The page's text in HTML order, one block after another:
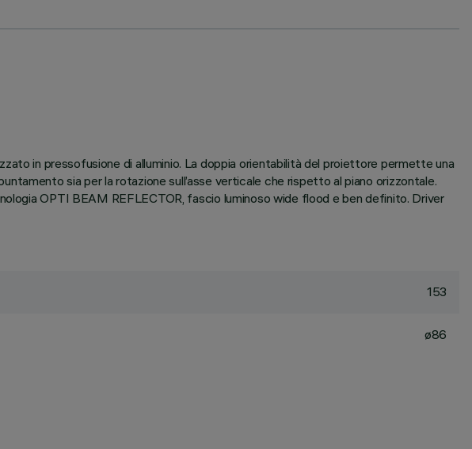
in pressofusione di alluminio. La doppia orientabilità del proiettore permette una
sia per la rotazione sull’asse verticale che rispetto al piano orizzontale.
OPTI BEAM REFLECTOR, fascio luminoso wide flood e ben definito. Driver
153
ø86